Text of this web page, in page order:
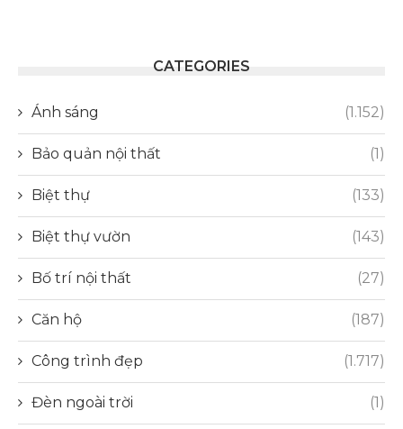
CATEGORIES
Ánh sáng (1.152)
Bảo quản nội thất (1)
Biệt thự (133)
Biệt thự vườn (143)
Bố trí nội thất (27)
Căn hộ (187)
Công trình đẹp (1.717)
Đèn ngoài trời (1)